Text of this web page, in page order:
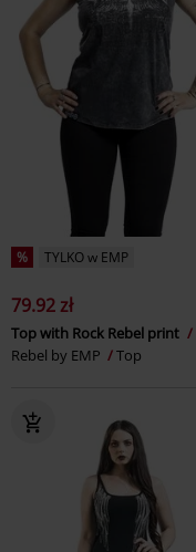
% TYLKO w EMP
79.92 zł
Top with Rock Rebel print
Rebel by EMP
Top